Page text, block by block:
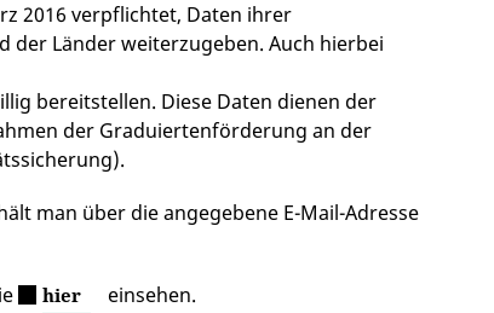
2016 verpflichtet, Daten ihrer
der Länder weiterzugeben. Auch hierbei
bereitstellen. Diese Daten dienen der
der Graduiertenförderung an der
man über die angegebene E-Mail-Adresse
hier
einsehen.